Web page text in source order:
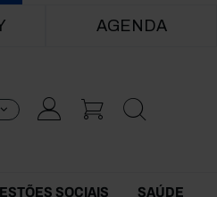
AGENDA
SOCIAIS SAÚDE